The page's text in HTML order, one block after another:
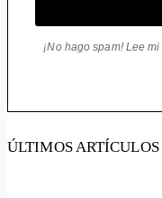
¡No hago spam! Lee mi
ÚLTIMOS ARTÍCULOS